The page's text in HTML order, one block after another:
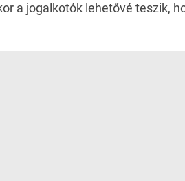
a jogalkotók lehetővé teszik,